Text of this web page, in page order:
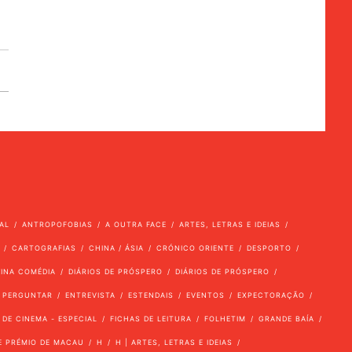
ANTROPOFOBIAS A OUTRA FACE ARTES, LETRAS E IDEIAS
CARTOGRAFIAS CHINA / ÁSIA CRÓNICO ORIENTE DESPORTO
COMÉDIA DIÁRIOS DE PRÓSPERO DIÁRIOS DE PRÓSPERO
ENTREVISTA ESTENDAIS EVENTOS EXPECTORAÇÃO
CINEMA - ESPECIAL FICHAS DE LEITURA FOLHETIM GRANDE BAÍA
PRÉMIO DE MACAU H H | ARTES, LETRAS E IDEIAS